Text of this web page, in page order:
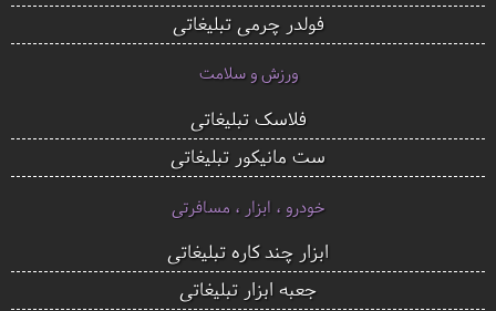
فولدر چرمی تبلیغاتی
ورزش و سلامت
فلاسک تبلیغاتی
ست مانیکور تبلیغاتی
خودرو ، ابزار ، مسافرتی
ابزار چند کاره تبلیغاتی
جعبه ابزار تبلیغاتی